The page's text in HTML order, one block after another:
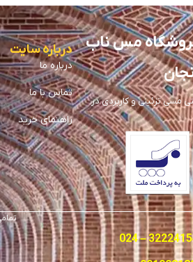
مس ناب
مسی تزئینی و کاربردی در
درباره سایت
درباره ما
تماس با ما
راهنمای خرید
32224154 –